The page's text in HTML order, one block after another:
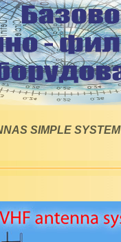
SIMPLE SYSTEM